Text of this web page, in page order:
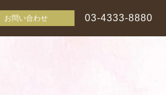
お問い合わせ 03-4333-8880